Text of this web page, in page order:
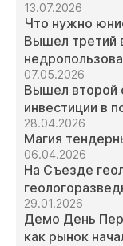
13.07.2026
Что нужно
Вышел третий
07.05.2026
Вышел второй
инвестиции в
28.04.2026
Магия
06.04.2026
На Съезде
29.01.2026
Демо День
как рынок